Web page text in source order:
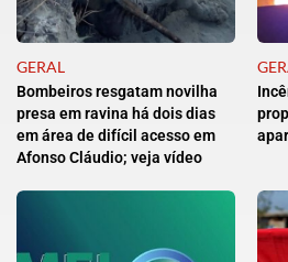
GERAL
Bombeiros resgatam novilha
presa em ravina há dois dias
em área de difícil acesso em
Afonso Cláudio; veja vídeo